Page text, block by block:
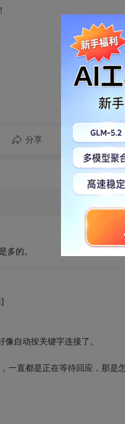
分享 转发到动态
多的。
自动按关键字连接了。
直都是正在等待回应，那是